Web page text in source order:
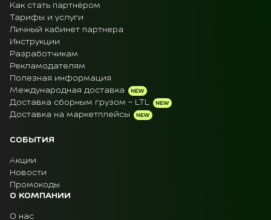
Как стать партнёром
Тарифы и услуги
Личный кабинет партнера
Инструкции
Разработчикам
Рекламодателям
Полезная информация
Международная доставка
Доставка сборным грузом - LTL
Доставка на маркетплейсы
СОБЫТИЯ
Акции
Новости
Промокоды
О КОМПАНИИ
О нас